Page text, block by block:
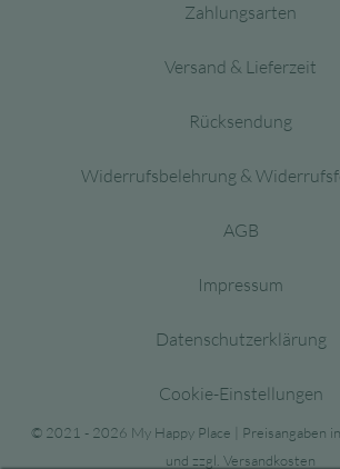
Zahlungsarten
Versand & Lieferzeit
Rücksendung
Widerrufsbelehrung &
AGB
Impressum
Datenschutzerklärung
Cookie-Einstellungen
© 2021 - 2026 My Happy Place | Preisangaben
und zzgl. Versandkosten